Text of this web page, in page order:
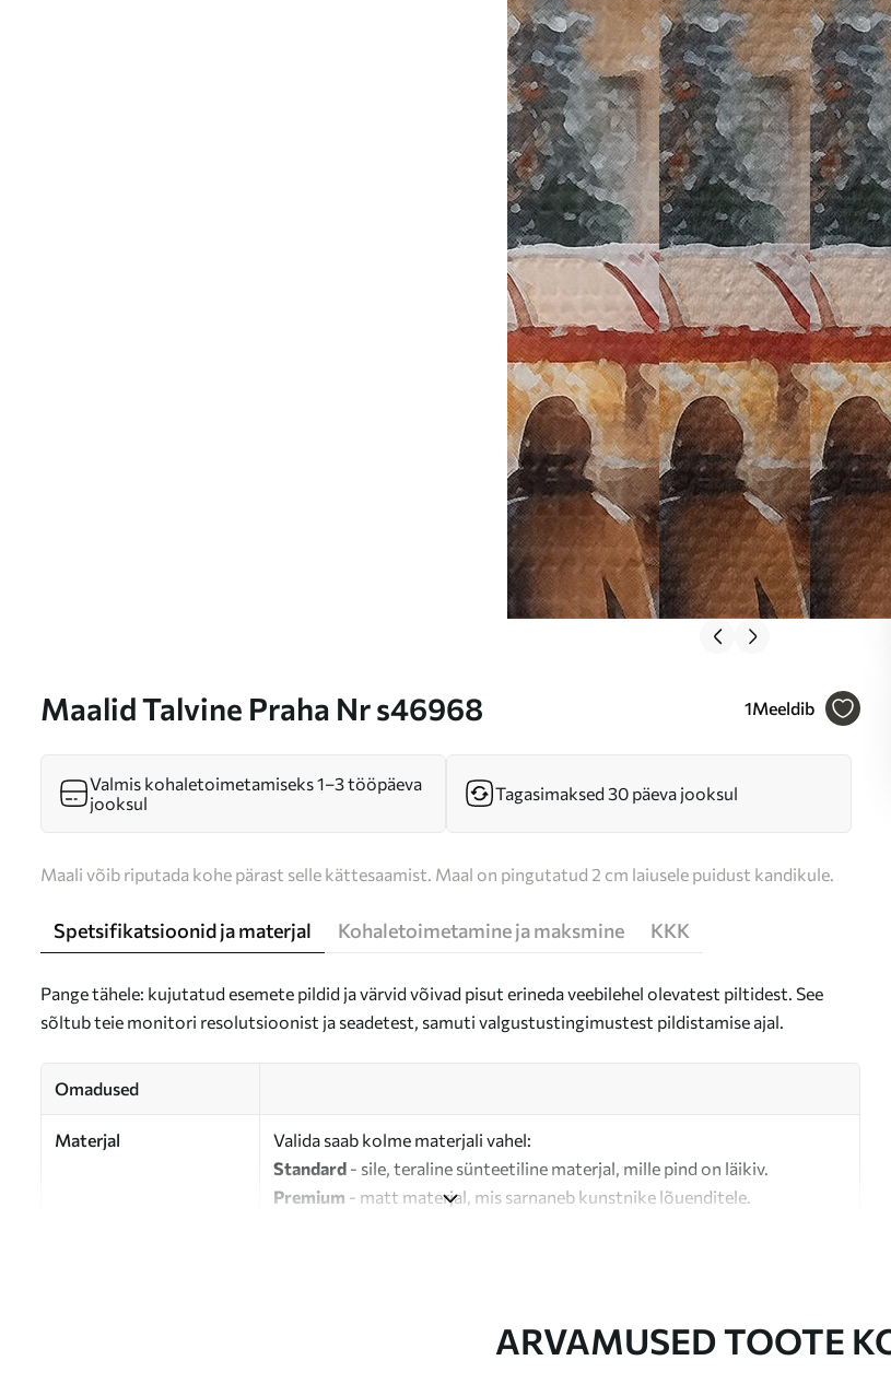
Maalid Talvine Praha Nr s46968 1Meeldib
Valmis kohaletoimetamiseks 1–3 tööpäeva
jooksul
Tagasimaksed 30 päeva jooksul
Maali võib riputada kohe pärast selle kättesaamist. Maal on pingutatud 2 cm laiusele puidust kandikule.
Spetsifikatsioonid ja materjal Kohaletoimetamine ja maksmine KKK
Pange tähele: kujutatud esemete pildid ja värvid võivad pisut erineda veebilehel olevatest piltidest. See
sõltub teie monitori resolutsioonist ja seadetest, samuti valgustustingimustest pildistamise ajal.
Omadused
Materjal
Valida saab kolme materjali vahel:
Standard - sile, teraline sünteetiline materjal, mille pind on läikiv.
Premium - matt materjal, mis sarnaneb kunstnike lõuenditele.
ARVAMUSED TOOTE